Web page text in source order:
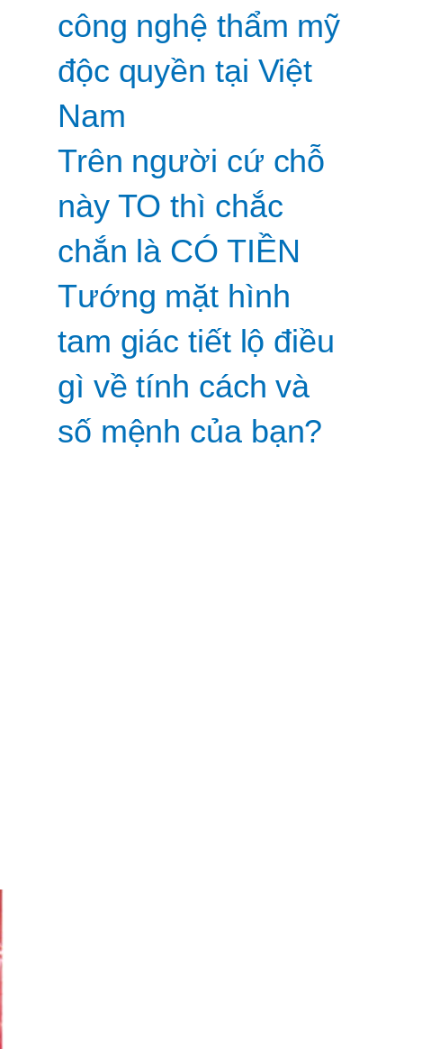
công nghệ thẩm mỹ
độc quyền tại Việt
Nam
Trên người cứ chỗ
này TO thì chắc
chắn là CÓ TIỀN
Tướng mặt hình
tam giác tiết lộ điều
gì về tính cách và
số mệnh của bạn?